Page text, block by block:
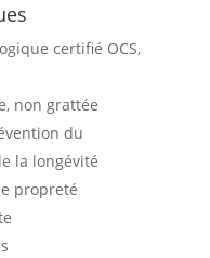
certifié OCS,
non grattée
du
la longévité
propreté